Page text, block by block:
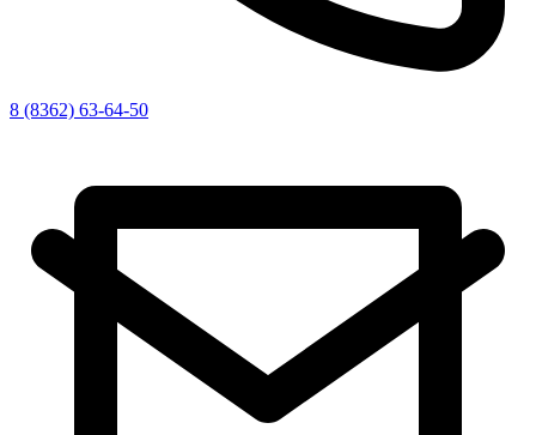
8 (8362) 63-64-50